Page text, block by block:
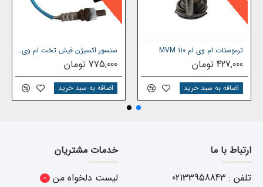
ترموستات ام وی ام MVM 110
427,000 تومان
اضافه به سبد خرید
سنسور اکسیژن فیش تخت ام وی ام 110
775,000 تومان
اضافه به سبد خرید
ارتباط با ما
تلفن : 02133958843
خدمات مشتریان
لیست دلخواه من
0